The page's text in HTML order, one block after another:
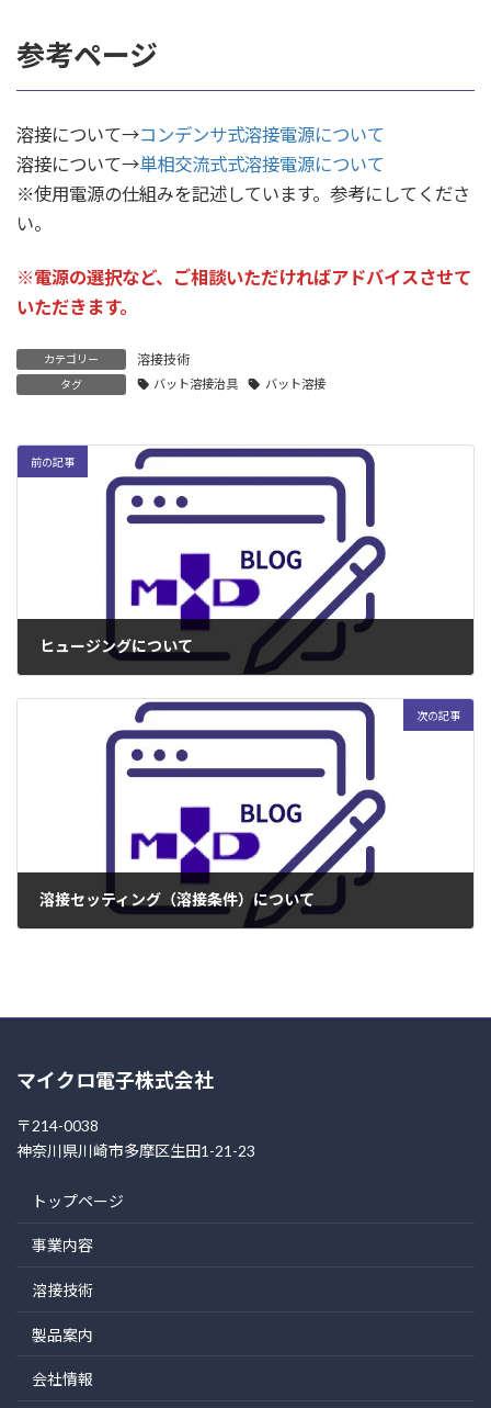
参考ページ
溶接について→コンデンサ式溶接電源について
溶接について→単相交流式式溶接電源について
※使用電源の仕組みを記述しています。参考にしてくださ
い。
※電源の選択など、ご相談いただければアドバイスさせて
いただきます。
カテゴリー 溶接技術
タグ バット溶接治具 バット溶接
前の記事
ヒュージングについて
次の記事
溶接セッティング（溶接条件）について
マイクロ電子株式会社
〒214-0038
神奈川県川崎市多摩区生田1-21-23
トップページ
事業内容
溶接技術
製品案内
会社情報